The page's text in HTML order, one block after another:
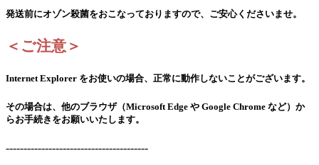
発送前にオゾン殺菌をおこなっておりますので、ご安心くださいませ。
＜ご注意＞
Internet Explorer をお使いの場合、正常に動作しないことがございます。
その場合は、他のブラウザ（Microsoft Edge や Google Chrome など）か
らお手続きをお願いいたします。
----------------------------------------